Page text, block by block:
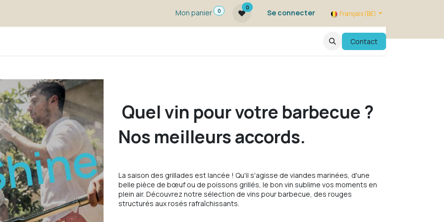
Mon panier
0
0
Se connecter Français (BE)
FAQ Evenements
Contact
Quel vin pour votre barbecue ?
Nos meilleurs accords.
La saison des grillades est lancée ! Qu'il s'agisse de viandes marinées, d'une
belle pièce de bœuf ou de poissons grillés, le bon vin sublime vos moments en
plein air. Découvrez notre sélection de vins pour barbecue, des rouges
structurés aux rosés rafraîchissants.